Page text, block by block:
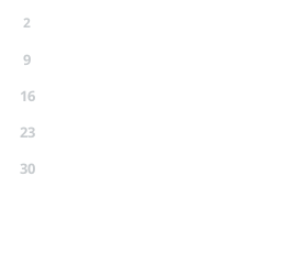
2
9
16
23
30